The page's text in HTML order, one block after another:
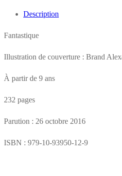
Ondes
quantity
Description
Fantastique
Illustration de couverture : Brand
À partir de 9 ans
232 pages
Parution : 26 octobre 2016
ISBN : 979-10-93950-12-9